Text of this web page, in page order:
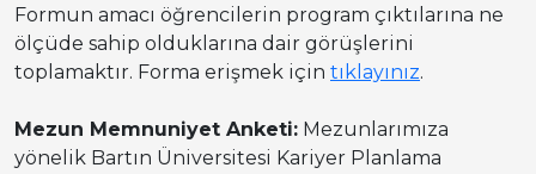
Formun amacı öğrencilerin program çıktılarına ne
ölçüde sahip olduklarına dair görüşlerini
toplamaktır. Forma erişmek için tıklayınız.
Mezun Memnuniyet Anketi: Mezunlarımıza
yönelik Bartın Üniversitesi Kariyer Planlama